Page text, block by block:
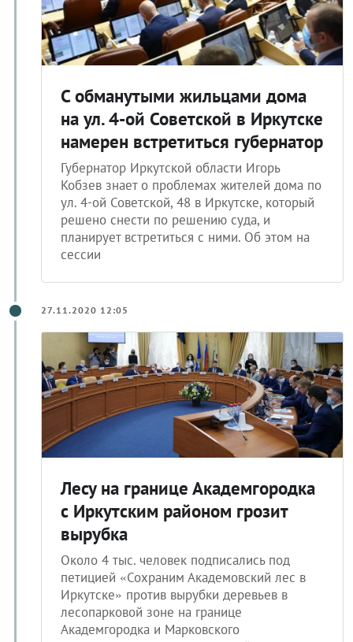
на ул. 4-ой Советской в Иркутске
намерен встретиться губернатор
Губернатор Иркутской области Игорь
Кобзев знает о проблемах жителей дома по
ул. 4-ой Советской, 48 в Иркутске, который
решено снести по решению суда, и
планирует встретиться с ними. Об этом на
сессии
с Иркутским районом грозит
вырубка
Около 4 тыс. человек подписались под
петицией «Сохраним Академовский лес в
Иркутске» против вырубки деревьев в
лесопарковой зоне на границе
Академгородка и Марковского
муниципалитета Иркутского района